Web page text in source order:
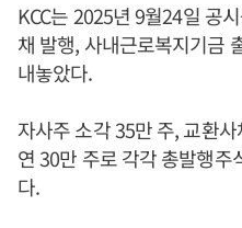
KCC는 2025년 9월24일 공
채 발행, 사내근로복지기금
내놓았다.
자사주 소각 35만 주, 교환
연 30만 주로 각각 총발행
다.